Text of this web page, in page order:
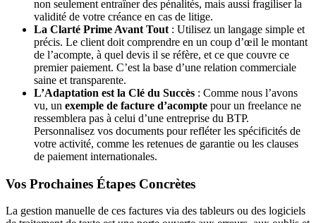
non seulement entraîner des pénalités, mais aussi fragiliser la
validité de votre créance en cas de litige.
La Clarté Prime Avant Tout : Utilisez un langage simple et
précis. Le client doit comprendre en un coup d’œil le montant
de l’acompte, à quel devis il se réfère, et ce que couvre ce
premier paiement. C’est la base d’une relation commerciale
saine et transparente.
L’Adaptation est la Clé du Succès : Comme nous l’avons
vu, un exemple de facture d’acompte pour un freelance ne
ressemblera pas à celui d’une entreprise du BTP.
Personnalisez vos documents pour refléter les spécificités de
votre activité, comme les retenues de garantie ou les clauses
de paiement internationales.
Vos Prochaines Étapes Concrètes
La gestion manuelle de ces factures via des tableurs ou des logiciels